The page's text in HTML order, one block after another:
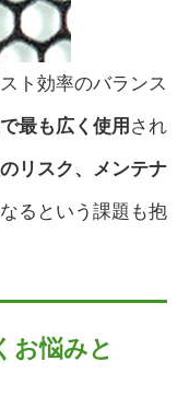
ト効率のバランス
最も広く使用 され
リスク、メンテナ
るという課題も抱
お悩みと